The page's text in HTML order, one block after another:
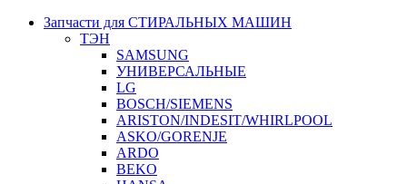
Запчасти для СТИРАЛЬНЫХ МАШИН
ТЭН
SAMSUNG
УНИВЕРСАЛЬНЫЕ
LG
BOSCH/SIEMENS
ARISTON/INDESIT/WHIRLPOOL
ASKO/GORENJE
ARDO
BEKO